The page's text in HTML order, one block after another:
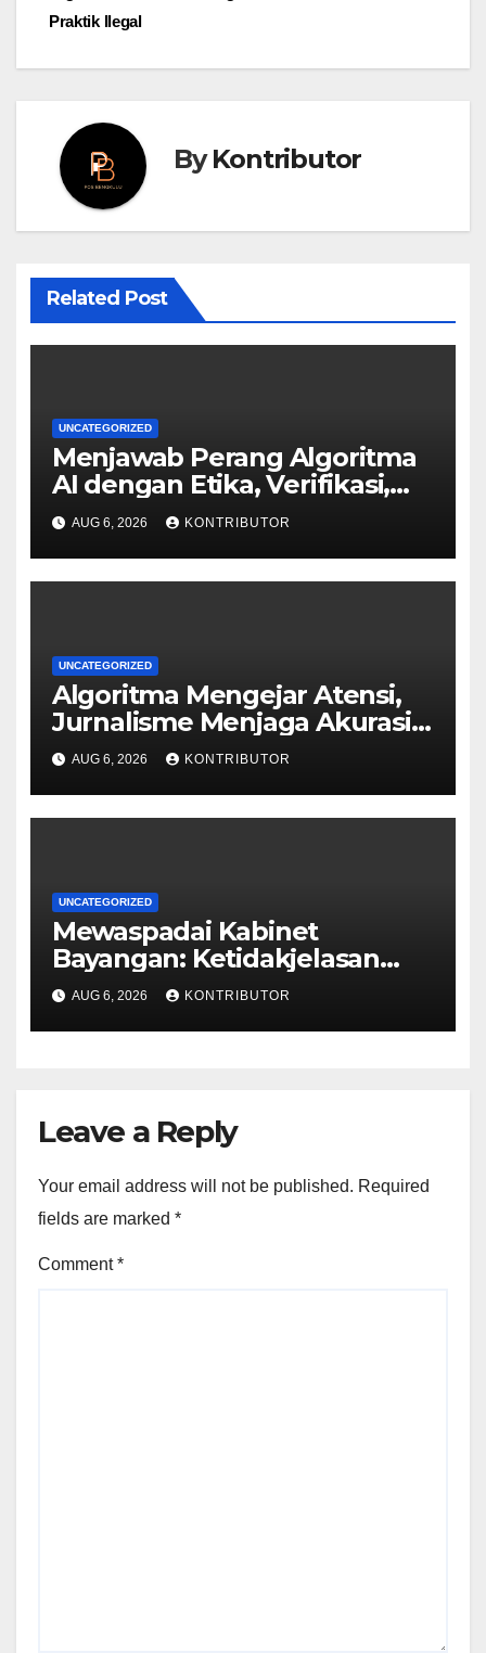
Praktik Ilegal
ByKontributor
Related Post
UNCATEGORIZED
Menjawab Perang Algoritma
AI dengan Etika, Verifikasi,
dan Media Tepercaya
AUG 6, 2026 KONTRIBUTOR
UNCATEGORIZED
Algoritma Mengejar Atensi,
Jurnalisme Menjaga Akurasi
dan Akal Sehat Publik
AUG 6, 2026 KONTRIBUTOR
UNCATEGORIZED
Mewaspadai Kabinet
Bayangan: Ketidakjelasan
Legitimasi Moral dan
Representasi
AUG 6, 2026 KONTRIBUTOR
Leave a Reply
Your email address will not be published. Required
fields are marked *
Comment*